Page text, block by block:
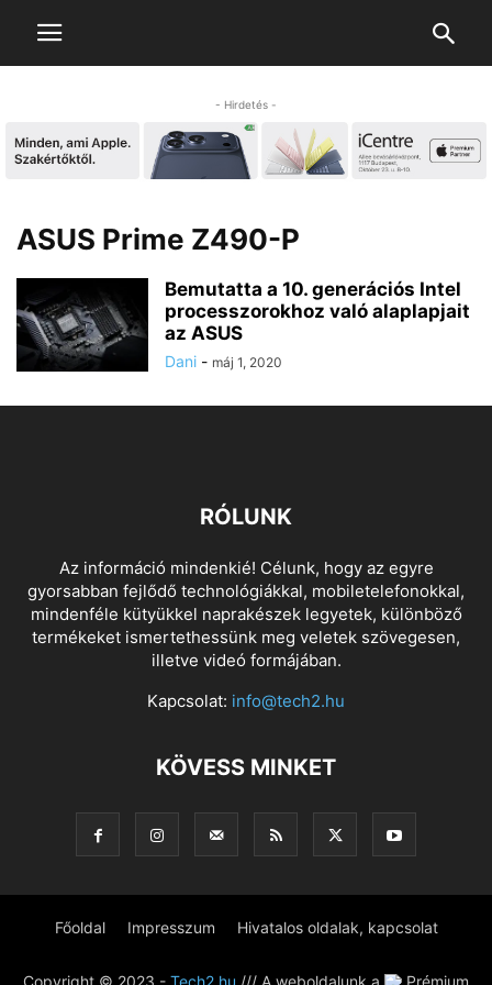
- Hirdetés -
ASUS Prime Z490-P
Bemutatta a 10. generációs Intel
processzorokhoz való alaplapjait
az ASUS
Dani - máj 1, 2020
RÓLUNK
Az információ mindenkié! Célunk, hogy az egyre
gyorsabban fejlődő technológiákkal, mobiletelefonokkal,
mindenféle kütyükkel naprakészek legyetek, különböző
termékeket ismertethessünk meg veletek szövegesen,
illetve videó formájában.
Kapcsolat: info@tech2.hu
KÖVESS MINKET
Főoldal Impresszum Hivatalos oldalak, kapcsolat